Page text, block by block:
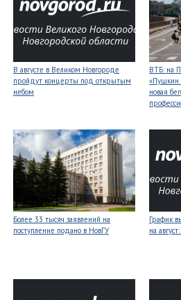
В августе в Великом Новгороде
пройдут концерты под открытым
небом
ВТБ: на
«Пушкин
новая
Более 33 тысяч заявлений на
поступление подано в НовГУ
График
на